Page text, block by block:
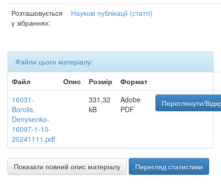
Розташовується
у зібраннях:
Наукові публікації (статті)
Файли цього матеріалу:
Файл
Опис Розмір
Формат
16031-
Borolis,
Denysenko-
16097-1-10-
20241111.pdf
331,32
kB
Adobe
PDF
Переглянути/
Показати повний опис матеріалу Перегляд статистики